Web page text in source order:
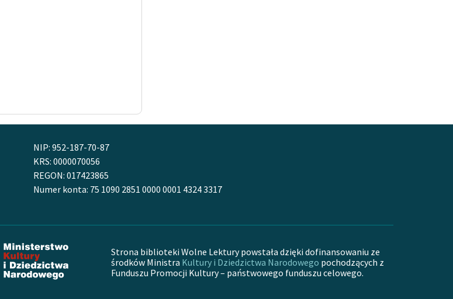
NIP: 952-187-70-87
KRS: 0000070056
REGON: 017423865
Numer konta: 75 1090 2851 0000 0001 4324 3317
Strona biblioteki Wolne Lektury powstała dzięki dofinansowaniu ze
środków Ministra Kultury i Dziedzictwa Narodowego pochodzących z
Funduszu Promocji Kultury – państwowego funduszu celowego.